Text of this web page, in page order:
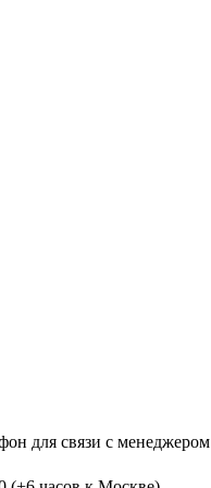
для связи с менеджером